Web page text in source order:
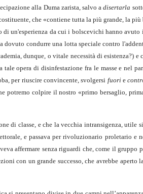
alla Duma zarista, salvo adisertarla
che «contiene tutta la più grande, la
di un'esperienza da cui i bolscevichi hanno
dovuto condurre una lotta speciale contro
dunque, o vitale necessità di esistenza?) e
opera di disinfestazione fra le masse e nel
per riuscire con­vincente, svolgersi fuori e
potre­mo colpire il nostro «primo bersaglio,
di classe, e che la vecchia intransigenza, utile
e passava per rivoluzionario prole­tario e
affermare senza riguardi che, come il gruppo
con un grande successo, che avrebbe aperto